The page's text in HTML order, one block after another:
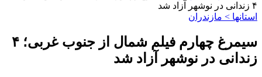
۴ زندانی در نوشهر آزاد شد
استانها > مازندران
سیمرغ چهارم فیلم شمال از جنوب غربی؛ ۴
زندانی در نوشهر آزاد شد